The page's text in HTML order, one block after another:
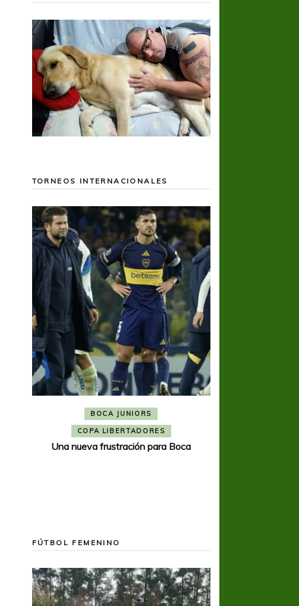
TORNEOS INTERNACIONALES
BOCA JUNIORS
COPA LIBERTADORES
Una nueva frustración para Boca
FÚTBOL FEMENINO